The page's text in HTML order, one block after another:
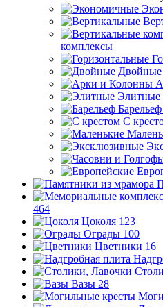
комплексы
Двойные
Элитные
Барельеф
С
464
Цоколя 123
Ограды 100
Цветники 16
Вазы 28